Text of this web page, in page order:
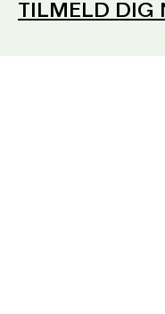
Presserum
TILMELD DIG